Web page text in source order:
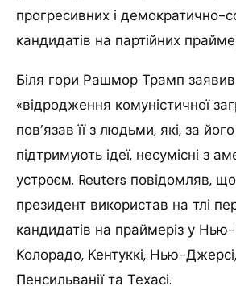
прогресивних і демократично-
кандидатів на партійних
Біля гори Рашмор Трамп
«відродження комуністичної
пов’язав її з людьми, які, за
підтримують ідеї, несумісні з
устроєм. Reuters повідомляв,
президент використав на тлі
кандидатів на праймеріз у
Колорадо, Кентуккі, Нью-
Пенсильванії та Техасі.